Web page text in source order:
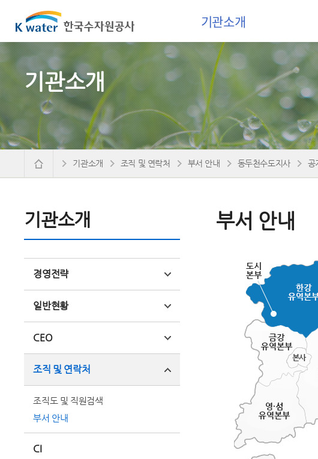
기관소개
기관소개
기관소개
경영전략
일반현황
CEO
조직 및 연락처
조직도 및 직원검색
부서 안내
CI
기관소개 조직 및 연락처 부서 안내 동두천수도지사 공
부서 안내